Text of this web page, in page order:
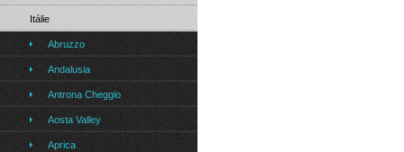
Itálie
Abruzzo
Andalusia
Antrona Cheggio
Aosta Valley
Aprica